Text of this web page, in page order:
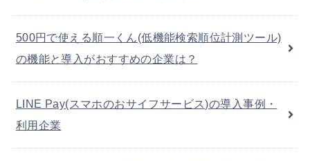
500円で使える順一くん(低機能検索順位計測ツール)
の機能と導入がおすすめの企業は？
LINE Pay(スマホのおサイフサービス)の導入事例・
利用企業